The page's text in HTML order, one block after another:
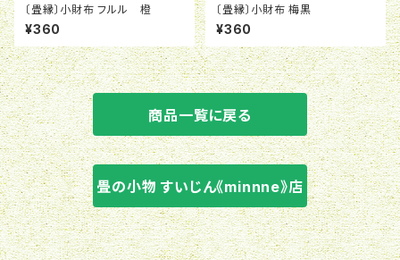
〔畳縁〕小財布 フルル 橙
¥360
〔畳縁〕小財布 梅黒
¥360
商品一覧に戻る
畳の小物 すいじん《minnne》店